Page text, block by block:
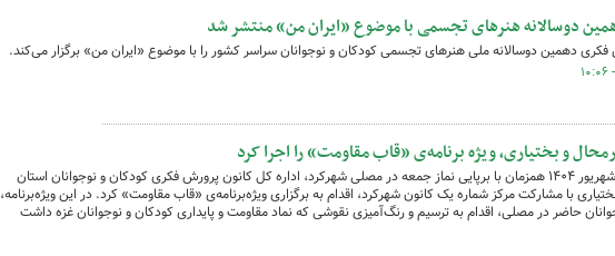
دوسالانه هنرهای تجسمی با موضوع «ایران من» منتشر شد
دهمین دوسالانه ملی هنرهای تجسمی کودکان و نوجوانان سراسر کشور را با موضوع «ایران من» برگزار می‌کند.
و بختیاری، ویژه برنامه‌ی «قاب مقاومت» را اجرا کرد
روز جمعه ۷ شهریور ۱۴۰۴ همزمان با برپایی نماز جمعه در مصلی شهرکرد، اداره کل کانون پرورش فکری کودکان و نوجوانان استان
با مشارکت مرکز شماره یک کانون شهرکرد، اقدام به برگزاری ویژه‌برنامه‌ی «قاب مقاومت» کرد. در این ویژه‌برنامه،
حاضر در مصلی، اقدام به ترسیم و رنگ‌آمیزی نقوشی که نماد مقاومت و پایداری کودکان و نوجوانان غزه داشت